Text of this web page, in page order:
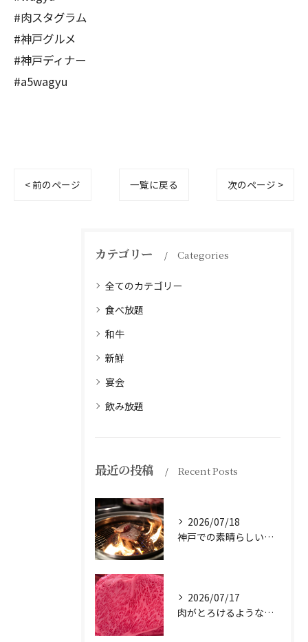
#肉スタグラム
#神戸グルメ
#神戸ディナー
#a5wagyu
< 前のページ 一覧に戻る 次のページ >
カテゴリー Categories
全てのカテゴリー
食べ放題
和牛
新鮮
宴会
飲み放題
最近の投稿 Recent Posts
2026/07/18
神戸での素晴らしい体験をお探しですか？
2026/07/17
肉がとろけるような味わいを体験したことはありますか？